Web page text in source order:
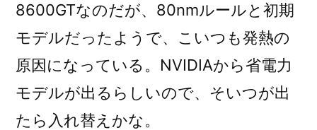
8600GTなのだが、80nmルールと初期
モデルだったようで、こいつも発熱の
原因になっている。NVIDIAから省電力
モデルが出るらしいので、そいつが出
たら入れ替えかな。